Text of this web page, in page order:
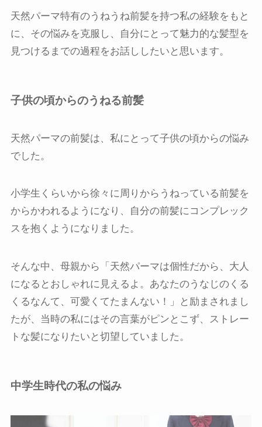
天然パーマ特有のうねうね前髪を持つ私の経験をもと
に、その悩みを克服し、自分にとって魅力的な髪型を
見つけるまでの過程をお話ししたいと思います。
子供の頃からのうねる前髪
天然パーマの前髪は、私にとって子供の頃からの悩み
でした。
小学生くらいから徐々に周りからうねっている前髪を
からかわれるようになり、自分の前髪にコンプレック
スを抱くようになりました。
そんな中、母親から「天然パーマは個性だから、大人
になるとおしゃれに見えるよ。あなたのうなじのくる
くるなんて、可愛くてたまんない！」と励まされまし
たが、当時の私にはその言葉がピンとこず、ストレー
トな髪になりたいと切望していました。
中学生時代の私の悩み